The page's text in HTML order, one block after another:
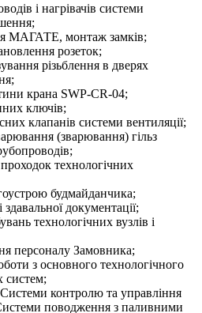
і нагрівачів системи
МАГАТЕ, монтаж замків;
розеток;
різьблення в дверях
крана SWP-CR-04;
ключів;
клапанів системи вентиляції;
(зварювання) гільз
технологічних
будмайданчика;
документації;
технологічних вузлів і
персоналу Замовника;
з основного технологічного
систем;
контролю та управління
поводження з паливними